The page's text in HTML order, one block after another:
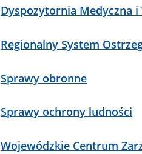
Dyspozytornia Medyczna i
Regionalny System
Sprawy obronne
Sprawy ochrony ludności
Wojewódzkie Centrum